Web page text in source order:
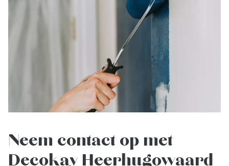
Neem contact op met
Decokay Heerhugowaard